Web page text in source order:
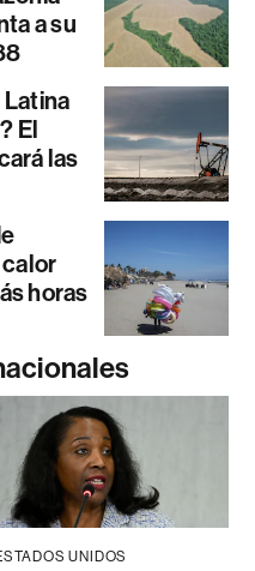
a su
Latina
El
las
horas
UNIDOS